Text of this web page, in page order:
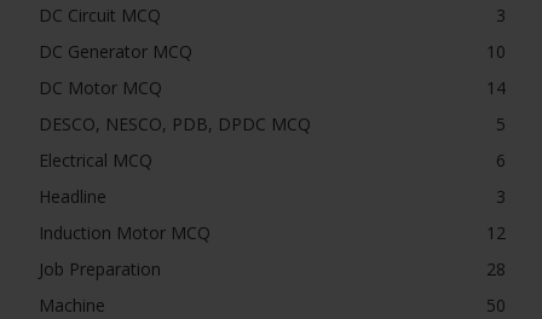
DC Circuit MCQ
3
DC Generator MCQ
10
DC Motor MCQ
14
DESCO, NESCO, PDB, DPDC MCQ
5
Electrical MCQ
6
Headline
3
Induction Motor MCQ
12
Job Preparation
28
Machine
50